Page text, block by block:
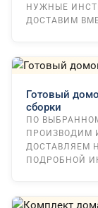
НУЖНЫЕ
ДОСТАВИМ
Готовый
сборки
ПО
ПРОИЗВОДИМ
ДОСТАВЛЯЕМ
ПОДРОБНОЙ